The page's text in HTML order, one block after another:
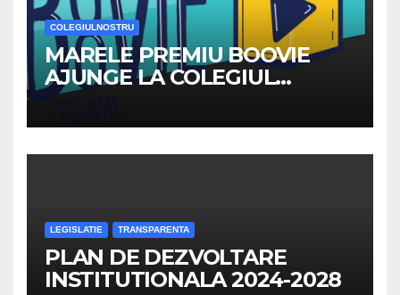
COLEGIULNOSTRU
MARELE PREMIU BOOVIE
AJUNGE LA COLEGIUL
NATIONAL ”TRAIAN”
LEGISLATIE TRANSPARENTA
PLAN DE DEZVOLTARE
INSTITUTIONALA 2024-2028